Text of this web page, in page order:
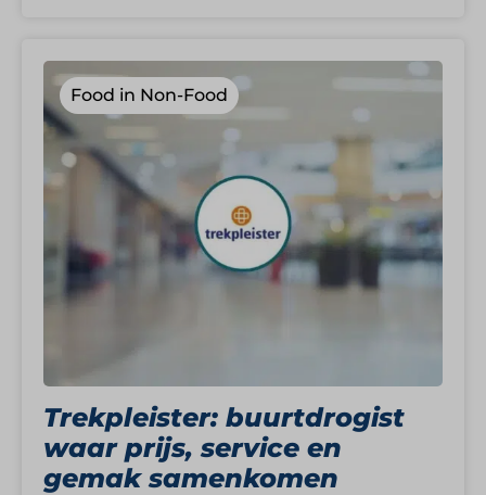
Food in Non-Food
Trekpleister: buurtdrogist
waar prijs, service en
gemak samenkomen